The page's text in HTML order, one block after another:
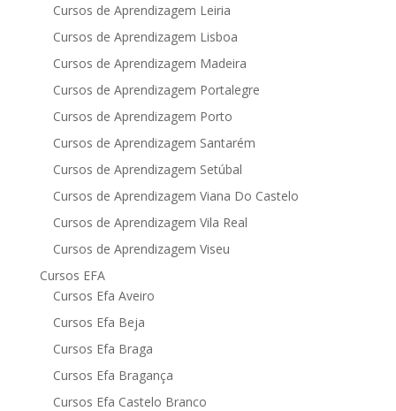
Cursos de Aprendizagem Leiria
Cursos de Aprendizagem Lisboa
Cursos de Aprendizagem Madeira
Cursos de Aprendizagem Portalegre
Cursos de Aprendizagem Porto
Cursos de Aprendizagem Santarém
Cursos de Aprendizagem Setúbal
Cursos de Aprendizagem Viana Do Castelo
Cursos de Aprendizagem Vila Real
Cursos de Aprendizagem Viseu
Cursos EFA
Cursos Efa Aveiro
Cursos Efa Beja
Cursos Efa Braga
Cursos Efa Bragança
Cursos Efa Castelo Branco